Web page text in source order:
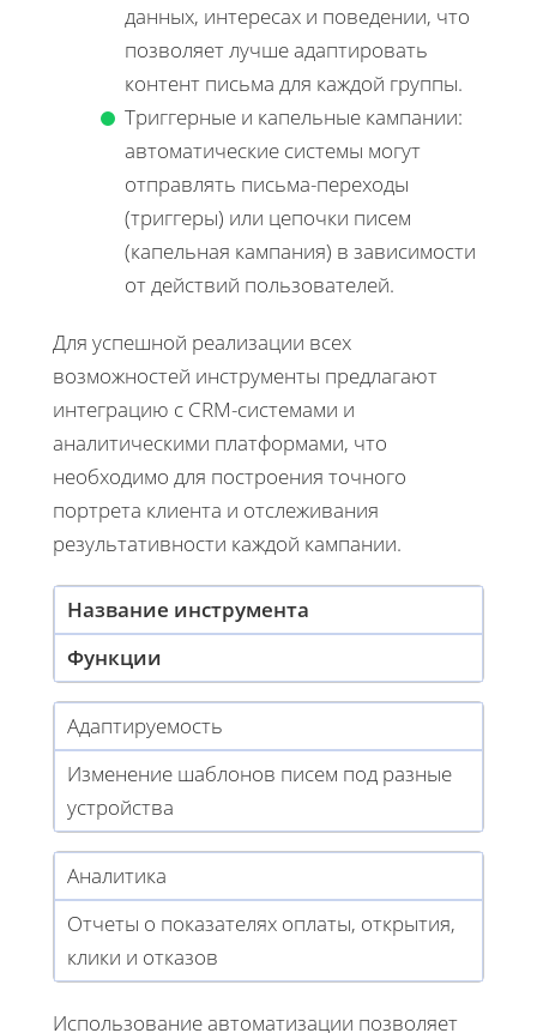
данных, интересах и поведении, что
позволяет лучше адаптировать
контент письма для каждой группы.
Триггерные и капельные кампании:
автоматические системы могут
отправлять письма-переходы
(триггеры) или цепочки писем
(капельная кампания) в зависимости
от действий пользователей.
Для успешной реализации всех
возможностей инструменты предлагают
интеграцию с CRM-системами и
аналитическими платформами, что
необходимо для построения точного
портрета клиента и отслеживания
результативности каждой кампании.
Название инструмента
Функции
Адаптируемость
Изменение шаблонов писем под разные
устройства
Аналитика
Отчеты о показателях оплаты, открытия,
клики и отказов
Использование автоматизации позволяет